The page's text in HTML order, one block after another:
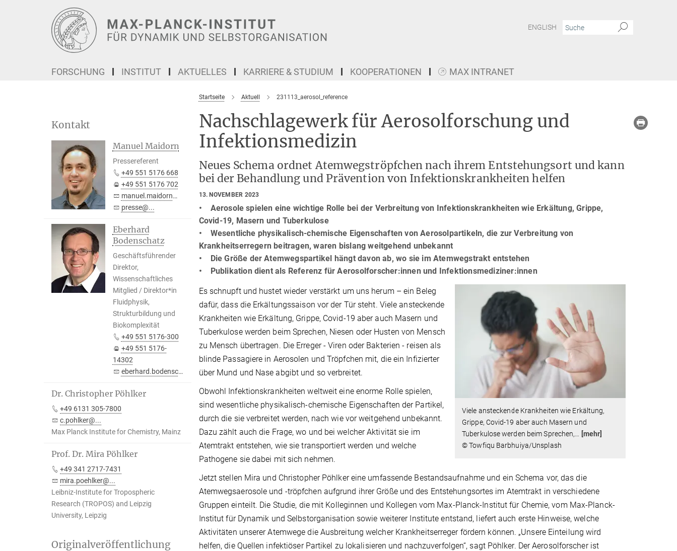
ENGLISH
FORSCHUNG INSTITUT AKTUELLES KARRIERE & STUDIUM KOOPERATIONEN MAX INTRANET
Startseite Aktuell 231113_aerosol_reference
Nachschlagewerk für Aerosolforschung und
Infektionsmedizin
Neues Schema ordnet Atemwegströpfchen nach ihrem Entstehungsort und kann
bei der Behandlung und Prävention von Infektionskrankheiten helfen
13. NOVEMBER 2023
• Aerosole spielen eine wichtige Rolle bei der Verbreitung von Infektionskrankheiten wie Erkältung, Grippe,
Covid-19, Masern und Tuberkulose
• Wesentliche physikalisch-chemische Eigenschaften von Aerosolpartikeln, die zur Verbreitung von
Krankheitserregern beitragen, waren bislang weitgehend unbekannt
• Die Größe der Atemwegspartikel hängt davon ab, wo sie im Atemwegstrakt entstehen
• Publikation dient als Referenz für Aerosolforscher:innen und Infektionsmediziner:innen
Viele ansteckende Krankheiten wie Erkältung,
Grippe, Covid-19 aber auch Masern und
Tuberkulose werden beim Sprechen,… [mehr]
© Towfiqu Barbhuiya/Unsplash
Es schnupft und hustet wieder verstärkt um uns herum – ein Beleg
dafür, dass die Erkältungssaison vor der Tür steht. Viele ansteckende
Krankheiten wie Erkältung, Grippe, Covid-19 aber auch Masern und
Tuberkulose werden beim Sprechen, Niesen oder Husten von Mensch
zu Mensch übertragen. Die Erreger - Viren oder Bakterien - reisen als
blinde Passagiere in Aerosolen und Tröpfchen mit, die ein Infizierter
über Mund und Nase abgibt und so verbreitet.
Obwohl Infektionskrankheiten weltweit eine enorme Rolle spielen,
sind wesentliche physikalisch-chemische Eigenschaften der Partikel,
durch die sie verbreitet werden, nach wie vor weitgehend unbekannt.
Dazu zählt auch die Frage, wo und bei welcher Aktivität sie im
Atemtrakt entstehen, wie sie transportiert werden und welche
Pathogene sie dabei mit sich nehmen.
Jetzt stellen Mira und Christopher Pöhlker eine umfassende Bestandsaufnahme und ein Schema vor, das die
Atemwegsaerosole und -tröpfchen aufgrund ihrer Größe und des Entstehungsortes im Atemtrakt in verschiedene
Gruppen einteilt. Die Studie, die mit Kolleginnen und Kollegen vom Max-Planck-Institut für Chemie, vom Max-Planck-
Institut für Dynamik und Selbstorganisation sowie weiterer Institute entstand, liefert auch erste Hinweise, welche
Aktivitäten unserer Atemwege die Ausbreitung welcher Krankheitserreger fördern können. „Unsere Einteilung wird
helfen, die Quellen infektiöser Partikel zu lokalisieren und nachzuverfolgen“, sagt Pöhlker. Der Aerosolforscher ist
Kontakt
Manuel Maidorn
Pressereferent
+49 551 5176 668
+49 551 5176 702
manuel.maidorn@...
presse@...
Eberhard
Bodenschatz
Geschäftsführender
Direktor,
Wissenschaftliches
Mitglied / Direktor*in
Fluidphysik,
Strukturbildung und
Biokomplexität
+49 551 5176-300
+49 551 5176-
14302
eberhard.bodenschatz@...
Dr. Christopher Pöhlker
+49 6131 305-7800
c.pohlker@...
Max Planck Institute for Chemistry, Mainz
Prof. Dr. Mira Pöhlker
+49 341 2717-7431
mira.poehlker@...
Leibniz-Institute for Tropospheric
Research (TROPOS) and Leipzig
University, Leipzig
Originalveröffentlichung